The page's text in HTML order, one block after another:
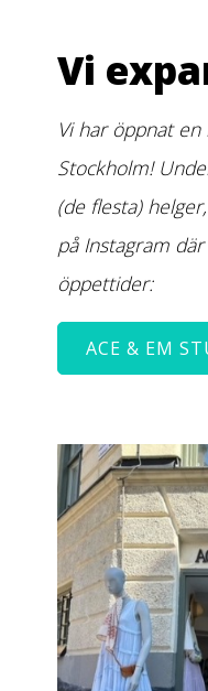
Vi
Vi har öppnat
Stockholm!
(de flesta)
på Instagram
öppettider:
ACE & EM